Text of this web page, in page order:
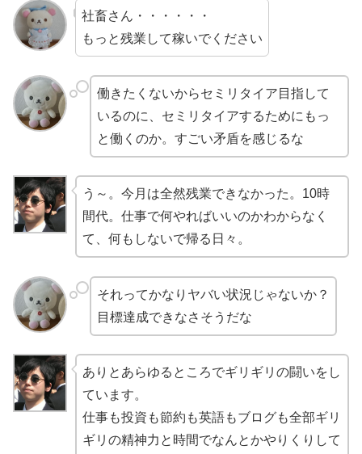
社畜さん・・・・・・
もっと残業して稼いでください
働きたくないからセミリタイア目指して
いるのに、セミリタイアするためにもっ
と働くのか。すごい矛盾を感じるな
う～。今月は全然残業できなかった。10時
間代。仕事で何やればいいのかわからなく
て、何もしないで帰る日々。
それってかなりヤバい状況じゃないか？
目標達成できなさそうだな
ありとあらゆるところでギリギリの闘いをし
ています。
仕事も投資も節約も英語もブログも全部ギリ
ギリの精神力と時間でなんとかやりくりして